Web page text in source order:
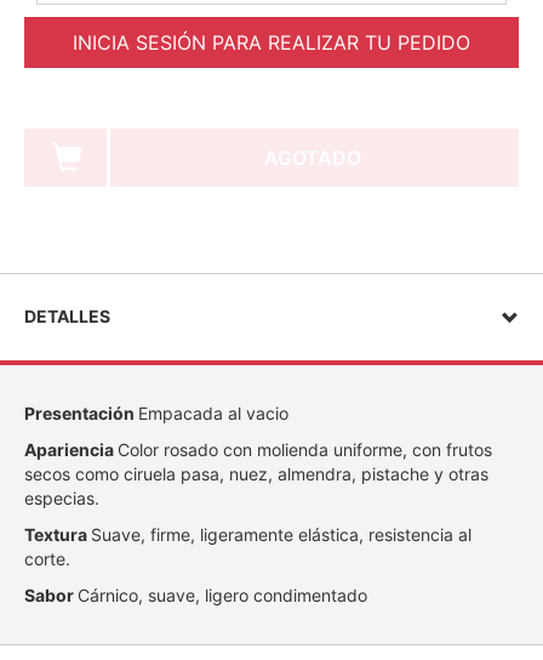
INICIA SESIÓN PARA REALIZAR TU PEDIDO
DETALLES
Presentación Empacada al vacio
Apariencia Color rosado con molienda uniforme, con frutos
secos como ciruela pasa, nuez, almendra, pistache y otras
especias.
Textura Suave, firme, ligeramente elástica, resistencia al
corte.
Sabor Cárnico, suave, ligero condimentado